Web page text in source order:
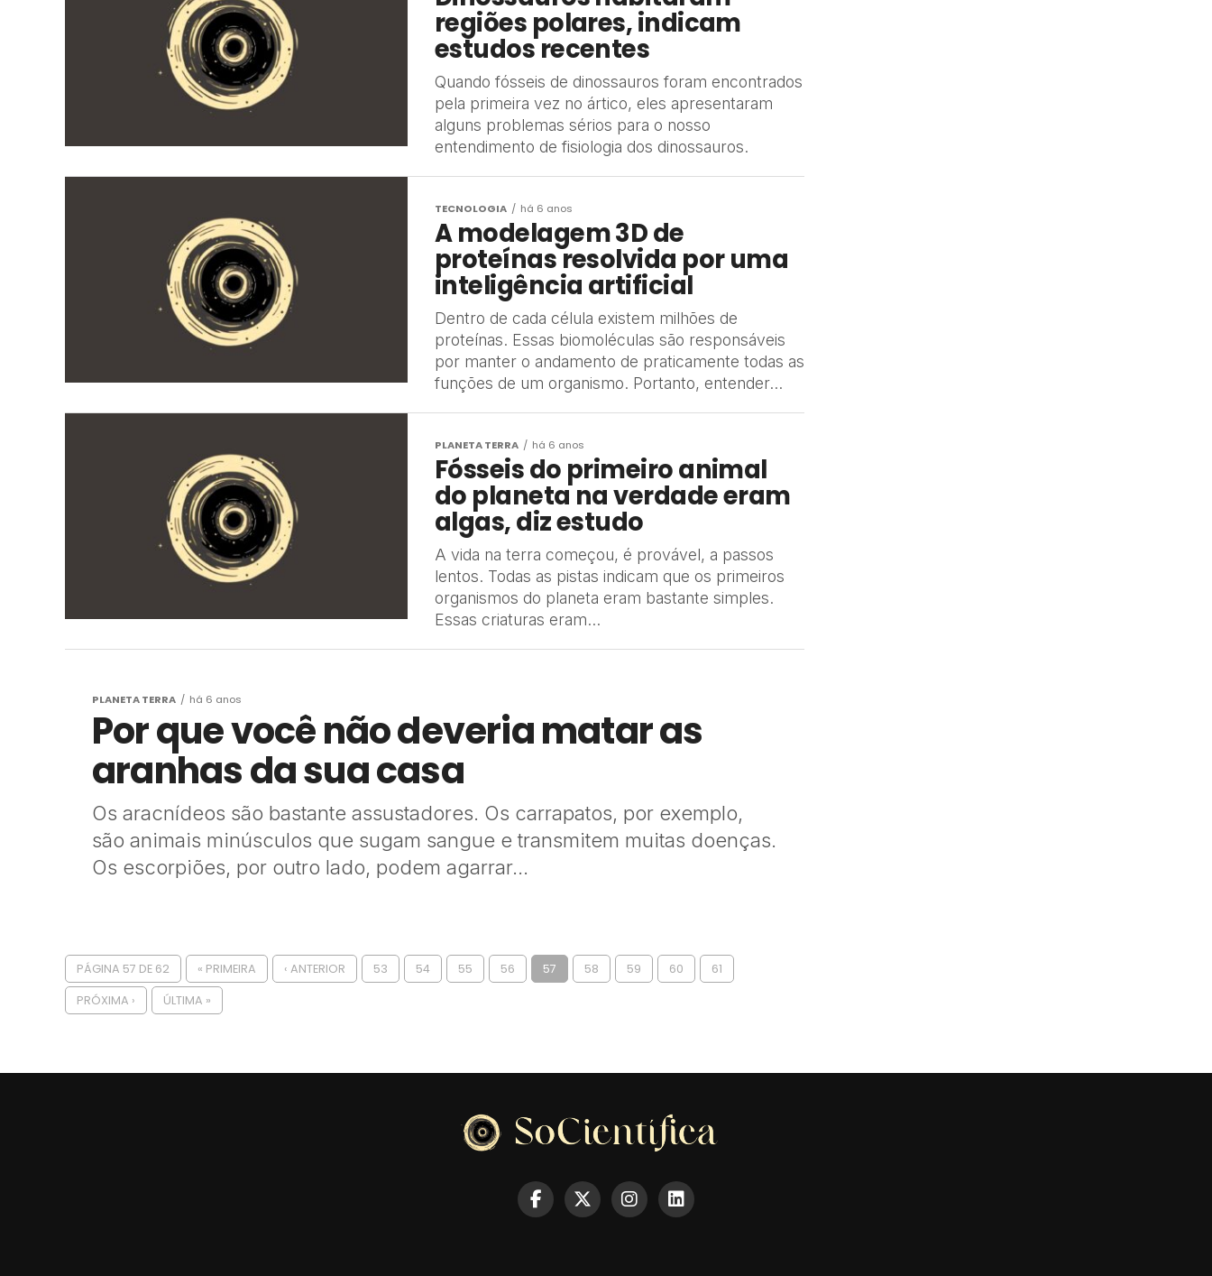
regiões polares, indicam
estudos recentes
Quando fósseis de dinossauros foram encontrados
pela primeira vez no ártico, eles apresentaram
alguns problemas sérios para o nosso
entendimento de fisiologia dos dinossauros.
TECNOLOGIA há 6 anos
A modelagem 3D de
proteínas resolvida por uma
inteligência artificial
Dentro de cada célula existem milhões de
proteínas. Essas biomoléculas são responsáveis
por manter o andamento de praticamente todas as
funções de um organismo. Portanto, entender...
PLANETA TERRA há 6 anos
Fósseis do primeiro animal
do planeta na verdade eram
algas, diz estudo
A vida na terra começou, é provável, a passos
lentos. Todas as pistas indicam que os primeiros
organismos do planeta eram bastante simples.
Essas criaturas eram...
PLANETA TERRA há 6 anos
Por que você não deveria matar as
aranhas da sua casa
Os aracnídeos são bastante assustadores. Os carrapatos, por exemplo,
são animais minúsculos que sugam sangue e transmitem muitas doenças.
Os escorpiões, por outro lado, podem agarrar...
PÁGINA 57 DE 62 « PRIMEIRA ‹ ANTERIOR 53 54 55 56 57 58 59 60 61
PRÓXIMA › ÚLTIMA »